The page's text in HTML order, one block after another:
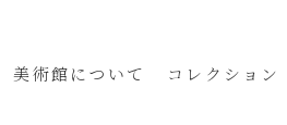
美術館について コレクション